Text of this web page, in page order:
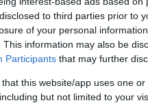
to third parties prior to
of your personal
This information may also be
Participants that may further
that this website/app uses one
but not limited to your
24/JUN/22 07:21
Οι Σίξερς έδωσαν
Νο23 στο ντραφτ
Ντάνι Γκριν στους
αποκτήσουν...